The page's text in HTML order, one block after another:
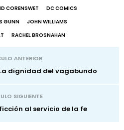
CORENSWET
DC COMICS
GUNN
JOHN WILLIAMS
RACHEL BROSNAHAN
ANTERIOR
dignidad del vagabundo
SIGUIENTE
al servicio de la fe